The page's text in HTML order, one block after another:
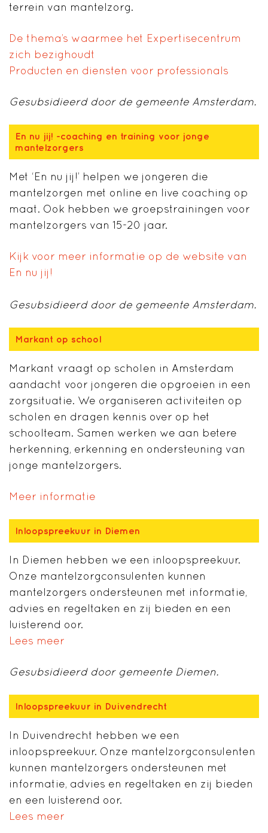
terrein van mantelzorg.
De thema’s waarmee het Expertisecentrum
zich bezighoudt
Producten en diensten voor professionals
Gesubsidieerd doorde gemeente Amsterdam.
En nu jij! -coaching en training voor jonge
mantelzorgers
Met ‘En nu jij!’ helpen we jongeren die
mantelzorgen met online en live coaching op
maat. Ook hebben we groepstrainingen voor
mantelzorgers van 15-20 jaar.
Kijk voor meer informatie op de website van
En nu jij!
Gesubsidieerd door de gemeente Amsterdam.
Markant op school
Markant vraagt op scholen in Amsterdam
aandacht voor jongeren die opgroeien in een
zorgsituatie. We organiseren activiteiten op
scholen en dragen kennis over op het
schoolteam. Samen werken we aan betere
herkenning, erkenning en ondersteuning van
jonge mantelzorgers.
Meer informatie
Inloopspreekuur in Diemen
In Diemen hebben we een inloopspreekuur.
Onze mantelzorgconsulenten kunnen
mantelzorgers ondersteunen met informatie,
advies en regeltaken en zij bieden en een
luisterend oor.
Lees meer
Gesubsidieerd door gemeente Diemen.
Inloopspreekuur in Duivendrecht
In Duivendrecht hebben we een
inloopspreekuur. Onze mantelzorgconsulenten
kunnen mantelzorgers ondersteunen met
informatie, advies en regeltaken en zij bieden
en een luisterend oor.
Lees meer